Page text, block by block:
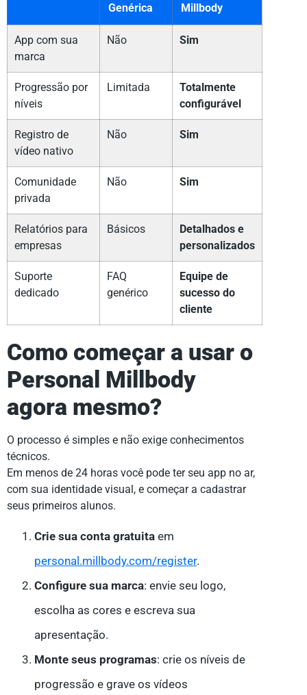
Genérica
Millbody
App com sua
marca
Não Sim
Progressão por
níveis
Limitada
Totalmente
configurável
Registro de
vídeo nativo
Não Sim
Comunidade
privada
Não Sim
Relatórios para
empresas
Básicos
Detalhados e
personalizados
Suporte
dedicado
FAQ
genérico
Equipe de
sucesso do
cliente
Como começar a usar o
Personal Millbody
agora mesmo?
O processo é simples e não exige conhecimentos
técnicos.
Em menos de 24 horas você pode ter seu app no ar,
com sua identidade visual, e começar a cadastrar
seus primeiros alunos.
Crie sua conta gratuita em
personal.millbody.com/register.
Configure sua marca: envie seu logo,
escolha as cores e escreva sua
apresentação.
Monte seus programas: crie os níveis de
progressão e grave os vídeos